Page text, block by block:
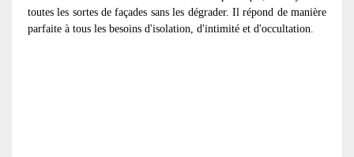
toutes les sortes de façades sans les dégrader. Il répond de manière
parfaite à tous les besoins d'isolation, d'intimité et d'occultation.